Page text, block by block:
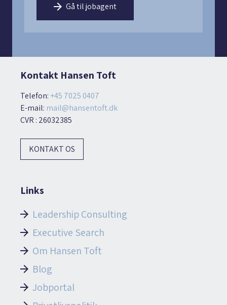
Gå til jobagent
Kontakt Hansen Toft
Telefon: +45 7025 0407
E-mail: mail@hansentoft.dk
CVR : 26032385
KONTAKT OS
Links
Leadership Consulting
Executive Search
Om Hansen Toft
Blog
Jobportal